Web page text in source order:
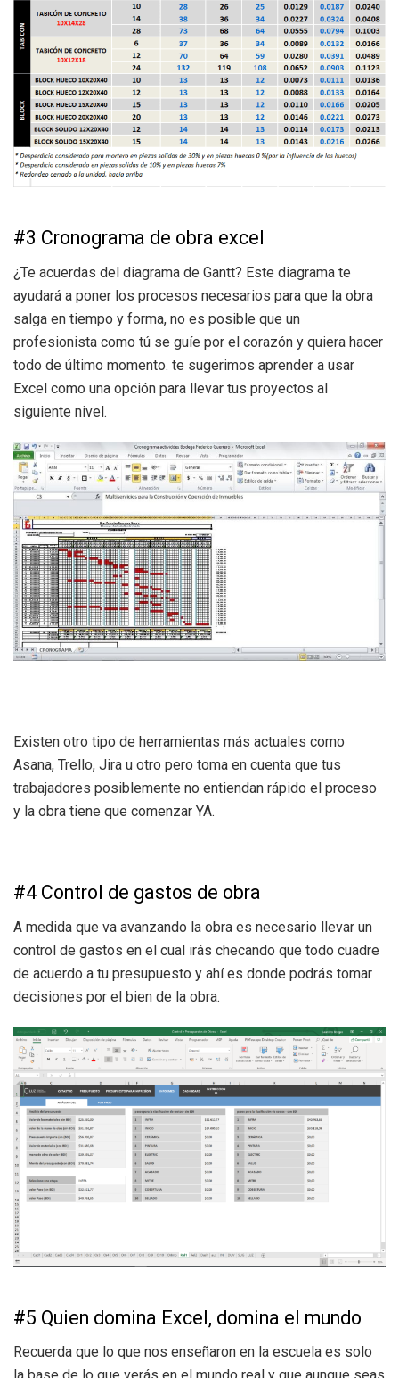
#3 Cronograma de obra excel
¿Te acuerdas del diagrama de Gantt? Este diagrama te
ayudará a poner los procesos necesarios para que la obra
salga en tiempo y forma, no es posible que un
profesionista como tú se guíe por el corazón y quiera hacer
todo de último momento. te sugerimos aprender a usar
Excel como una opción para llevar tus proyectos al
siguiente nivel.
Existen otro tipo de herramientas más actuales como
Asana, Trello, Jira u otro pero toma en cuenta que tus
trabajadores posiblemente no entiendan rápido el proceso
y la obra tiene que comenzar YA.
#4 Control de gastos de obra
A medida que va avanzando la obra es necesario llevar un
control de gastos en el cual irás checando que todo cuadre
de acuerdo a tu presupuesto y ahí es donde podrás tomar
decisiones por el bien de la obra.
#5 Quien domina Excel, domina el mundo
Recuerda que lo que nos enseñaron en la escuela es solo